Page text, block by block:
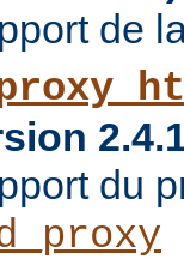
de
du